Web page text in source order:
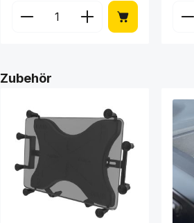
Produkt Anzahl: Gib den
Produktgalerie überspringen
Zubehör